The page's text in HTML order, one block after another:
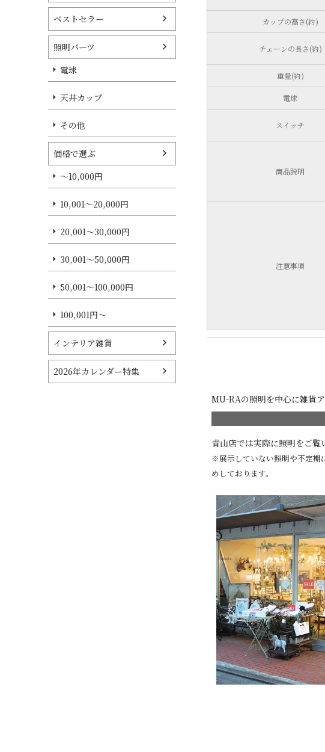
ベストセラー
照明パーツ
電球
天井カップ
その他
価格で選ぶ
～10,000円
10,001～20,000円
20,001～30,000円
30,001～50,000円
50,001～100,000円
100,001円～
インテリア雑貨
2026年カレンダー特集
カップの高さ(約)
チェーンの長さ(約)
重量(約)
電球
スイッチ
商品説明
注意事項
MU-RAの照明を中心に雑貨
青山店では実際に照明をご覧
※展示していない照明や不定期
めしております。